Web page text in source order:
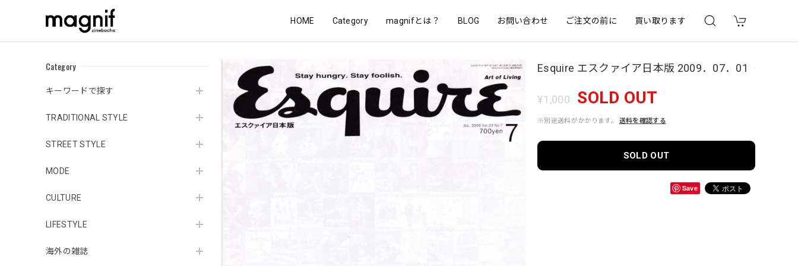
HOME Category magnifとは？ BLOG お問い合わせ ご注文の前に 買い取ります
Category
キーワードで探す
TRADITIONAL STYLE
STREET STYLE
MODE
CULTURE
LIFESTYLE
海外の雑誌
Esquire エスクァイア日本版 2009．07．01
¥1,000 SOLD OUT
※別途送料がかかります。 送料を確認する
SOLD OUT
Save